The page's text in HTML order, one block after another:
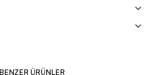
BENZER ÜRÜNLER